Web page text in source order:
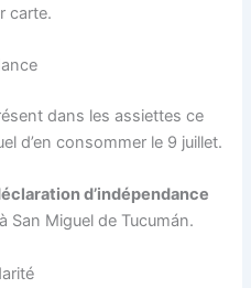
carte.
dans les assiettes ce
d’en consommer le 9 juillet.
d’indépendance
San Miguel de Tucumán.